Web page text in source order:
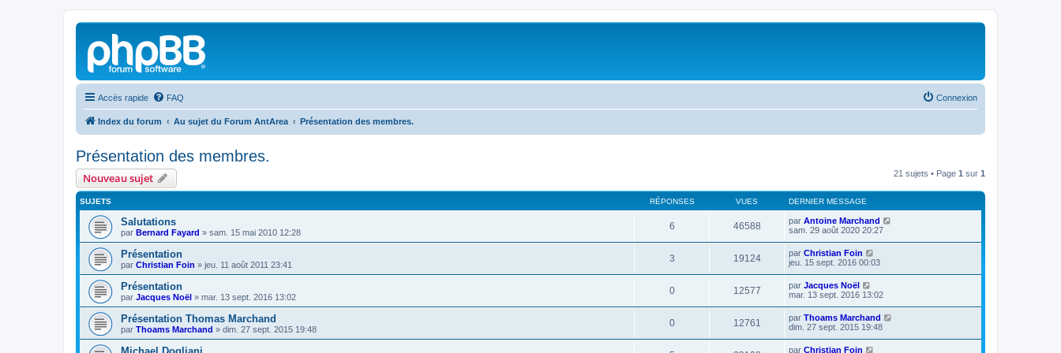
Accès rapide FAQ Connexion
Index du forum Au sujet du Forum AntArea Présentation des membres.
Présentation des membres.
Nouveau sujet 21 sujets • Page 1 sur 1
SUJETS RÉPONSES VUES DERNIER MESSAGE
Salutations
par Bernard Fayard » sam. 15 mai 2010 12:28
6 46588 par Antoine Marchand
sam. 29 août 2020 20:27
Présentation
par Christian Foin » jeu. 11 août 2011 23:41
3 19124 par Christian Foin
jeu. 15 sept. 2016 00:03
Présentation
par Jacques Noël » mar. 13 sept. 2016 13:02
0 12577 par Jacques Noël
mar. 13 sept. 2016 13:02
Présentation Thomas Marchand
par Thoams Marchand » dim. 27 sept. 2015 19:48
0 12761 par Thoams Marchand
dim. 27 sept. 2015 19:48
par Christian Foin